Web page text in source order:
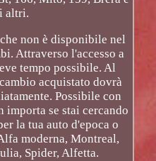
altri.
non è disponibile nel
Attraverso l'accesso a
tempo possibile. Al
acquistato dovrà
Possibile con
se stai cercando
la tua auto d'epoca o
moderna, Montreal,
Spider, Alfetta.